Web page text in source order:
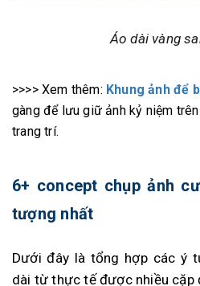
Áo dài vàng
>>>> Xem thêm: Khung ảnh để
gàng để lưu giữ ảnh kỷ niệm
trang trí.
6+ concept chụp ảnh
tượng nhất
Dưới đây là tổng hợp các ý
dài từ thực tế được nhiều cặp